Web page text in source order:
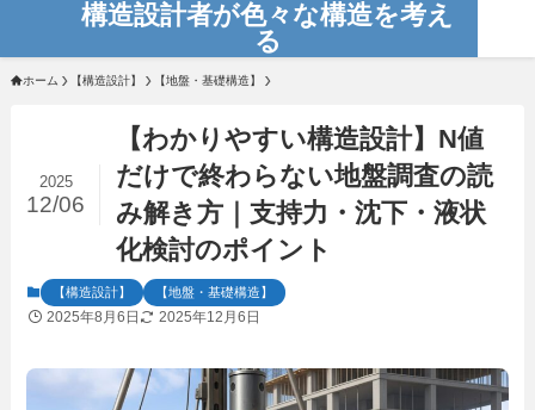
構造設計者が色々な構造を考え
る
ホーム 【構造設計】 【地盤・基礎構造】
【わかりやすい構造設計】N値
だけで終わらない地盤調査の読
み解き方｜支持力・沈下・液状
化検討のポイント
2025
12/06
【構造設計】 【地盤・基礎構造】
2025年8月6日 2025年12月6日